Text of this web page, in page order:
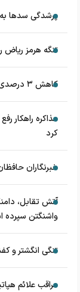
پرشدگی سدها به ۵۸درصد رسید
تنگه هرمز ریاض
کاهش ۳ درصدی مصرف برق برای دومین سال متوالی
مذاکره راهکار
کرد
خبرنگاران
آتش تقابل،
واشنگتن سپرده
تنگی انگشتر و
مراقب علائم